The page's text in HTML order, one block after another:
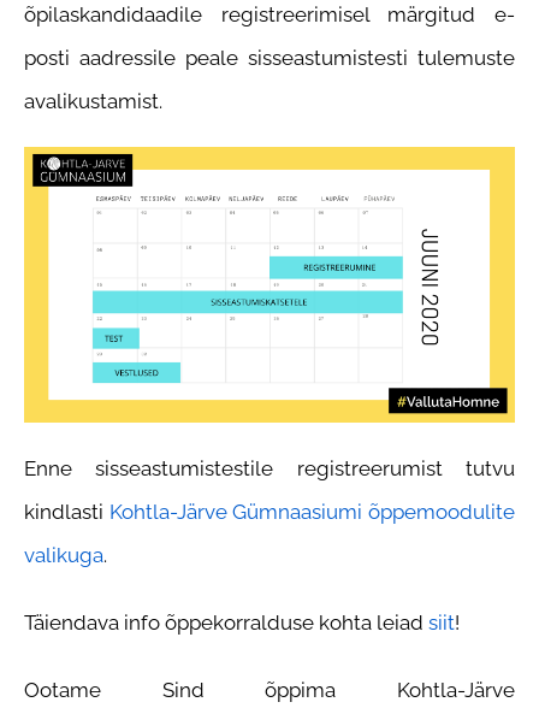
õpilaskandidaadile registreerimisel märgitud e-
posti aadressile peale sisseastumistesti tulemuste
avalikustamist.
Enne sisseastumistestile registreerumist tutvu
kindlasti Kohtla-Järve Gümnaasiumi õppemoodulite
valikuga.
Täiendava info õppekorralduse kohta leiad siit!
Ootame Sind õppima Kohtla-Järve